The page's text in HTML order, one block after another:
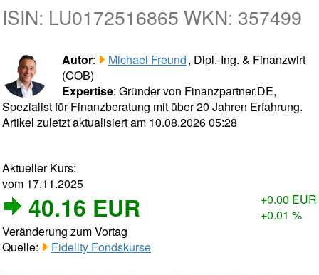
ISIN: LU0172516865 WKN: 357499
Autor: Michael Freund, Dipl.-Ing. & Finanzwirt
(COB)
Expertise: Gründer von Finanzpartner.DE,
Spezialist für Finanzberatung mit über 20 Jahren Erfahrung.
Artikel zuletzt aktualisiert am 10.08.2026 05:28
Aktueller Kurs:
vom 17.11.2025
40.16 EUR
+0.00 EUR
+0.01 %
Veränderung zum Vortag
Quelle:
Fidelity Fondskurse